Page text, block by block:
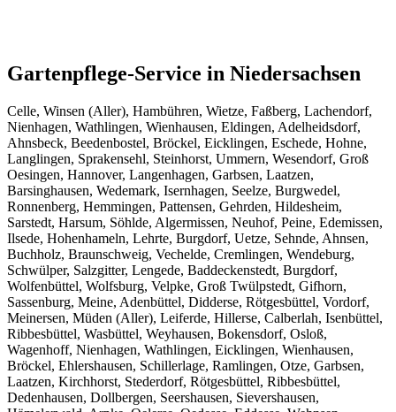
Gartenpflege-Service in Niedersachsen
Celle, Winsen (Aller), Hambühren, Wietze, Faßberg, Lachendorf,
Nienhagen, Wathlingen, Wienhausen, Eldingen, Adelheidsdorf,
Ahnsbeck, Beedenbostel, Bröckel, Eicklingen, Eschede, Hohne,
Langlingen, Sprakensehl, Steinhorst, Ummern, Wesendorf, Groß
Oesingen, Hannover, Langenhagen, Garbsen, Laatzen,
Barsinghausen, Wedemark, Isernhagen, Seelze, Burgwedel,
Ronnenberg, Hemmingen, Pattensen, Gehrden, Hildesheim,
Sarstedt, Harsum, Söhlde, Algermissen, Neuhof, Peine, Edemissen,
Ilsede, Hohenhameln, Lehrte, Burgdorf, Uetze, Sehnde, Ahnsen,
Buchholz, Braunschweig, Vechelde, Cremlingen, Wendeburg,
Schwülper, Salzgitter, Lengede, Baddeckenstedt, Burgdorf,
Wolfenbüttel, Wolfsburg, Velpke, Groß Twülpstedt, Gifhorn,
Sassenburg, Meine, Adenbüttel, Didderse, Rötgesbüttel, Vordorf,
Meinersen, Müden (Aller), Leiferde, Hillerse, Calberlah, Isenbüttel,
Ribbesbüttel, Wasbüttel, Weyhausen, Bokensdorf, Osloß,
Wagenhoff, Nienhagen, Wathlingen, Eicklingen, Wienhausen,
Bröckel, Ehlershausen, Schillerlage, Ramlingen, Otze, Garbsen,
Laatzen, Kirchhorst, Stederdorf, Rötgesbüttel, Ribbesbüttel,
Dedenhausen, Dollbergen, Seershausen, Sievershausen,